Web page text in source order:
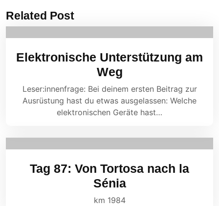
Related Post
Elektronische Unterstützung am
Weg
Leser:innenfrage: Bei deinem ersten Beitrag zur
Ausrüstung hast du etwas ausgelassen: Welche
elektronischen Geräte hast…
Tag 87: Von Tortosa nach la
Sénia
km 1984